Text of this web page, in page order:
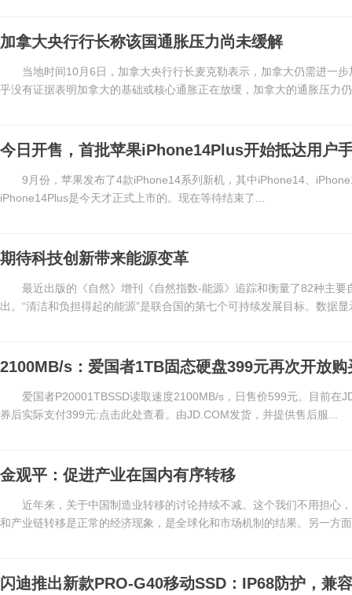
加拿大央行行长称该国通胀压力尚未缓解
当地时间10月6日，加拿大央行行长麦克勒表示，加拿大仍需进一
乎没有证据表明加拿大的基础或核心通胀正在放缓，加拿大的通胀压力
今日开售，首批苹果iPhone14Plus开始抵达用户
9月份，苹果发布了4款iPhone14系列新机，其中iPhone14、
iPhone14Plus是今天才正式上市的。现在等待结束了...
期待科技创新带来能源变革
最近出版的《自然》增刊《自然指数-能源》追踪和衡量了82种主要
出。“清洁和负担得起的能源”是联合国的第七个可持续发展目标。数据
2100MB/s：爱国者1TB固态硬盘399元再次开放购
爱国者P20001TBSSD读取速度2100MB/s，日售价599元。目前在
券后实际支付399元:点击此处查看。由JD.COM发货，并提供售后服...
金观平：促进产业在国内有序转移
近年来，关于中国制造业转移的讨论持续不减。这个我们不用担心
和产业链转移是正常的经济现象，是全球化和市场机制的结果。另一方
闪迪推出新款PRO-G40移动SSD：IP68防护，兼